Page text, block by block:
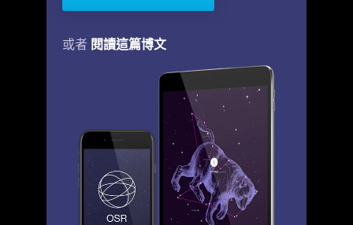
或者 閱讀這篇博文